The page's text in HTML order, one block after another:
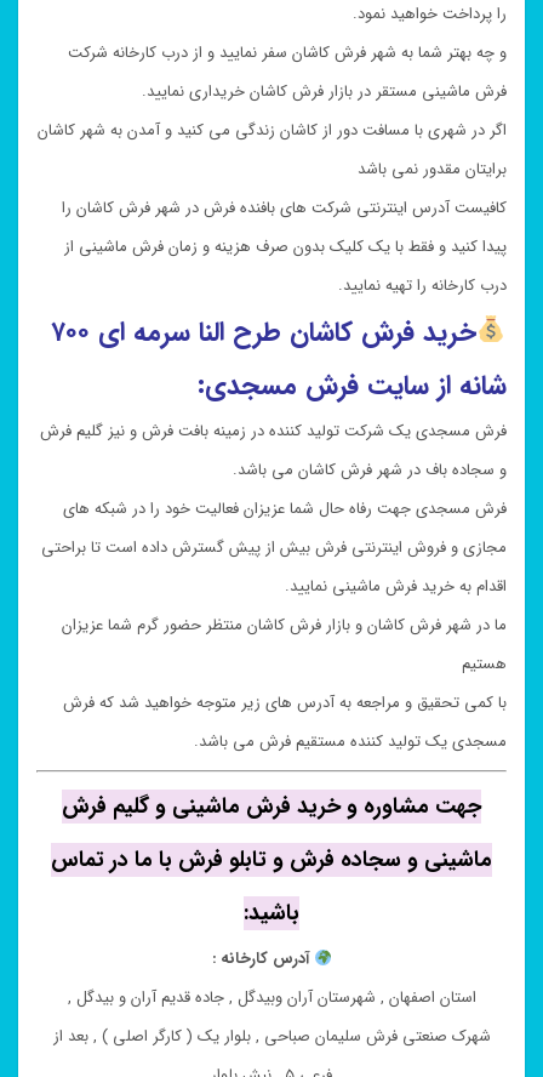
را پرداخت خواهید نمود.
و چه بهتر شما به شهر فرش کاشان سفر نمایید و از درب کارخانه شرکت
فرش ماشینی مستقر در بازار فرش کاشان خریداری نمایید.
اگر در شهری با مسافت دور از کاشان زندگی می کنید و آمدن به شهر کاشان
برایتان مقدور نمی باشد
کافیست آدرس اینترنتی شرکت های بافنده فرش در شهر فرش کاشان را
پیدا کنید و فقط با یک کلیک بدون صرف هزینه و زمان فرش ماشینی از
درب کارخانه را تهیه نمایید.
خرید فرش کاشان طرح النا سرمه ای ۷۰۰
شانه از سایت فرش مسجدی:
فرش مسجدی یک شرکت تولید کننده در زمینه بافت فرش و نیز گلیم فرش
و سجاده باف در شهر فرش کاشان می باشد.
فرش مسجدی جهت رفاه حال شما عزیزان فعالیت خود را در شبکه های
مجازی و فروش اینترنتی فرش بیش از پیش گسترش داده است تا براحتی
اقدام به خرید فرش ماشینی نمایید.
ما در شهر فرش کاشان و بازار فرش کاشان منتظر حضور گرم شما عزیزان
هستیم
با کمی تحقیق و مراجعه به آدرس های زیر متوجه خواهید شد که فرش
مسجدی یک تولید کننده مستقیم فرش می باشد.
جهت مشاوره و خرید فرش ماشینی و گلیم فرش
ماشینی و سجاده فرش و تابلو فرش با ما در تماس
باشید:
آدرس کارخانه :
استان اصفهان , شهرستان آران وبیدگل , جاده قدیم آران و بیدگل ,
شهرک صنعتی فرش سلیمان صباحی , بلوار یک ( کارگر اصلی ) , بعد از